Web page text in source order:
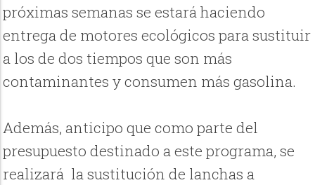
próximas semanas se estará haciendo
entrega de motores ecológicos para sustituir
a los de dos tiempos que son más
contaminantes y consumen más gasolina.
Además, anticipo que como parte del
presupuesto destinado a este programa, se
realizará la sustitución de lanchas a